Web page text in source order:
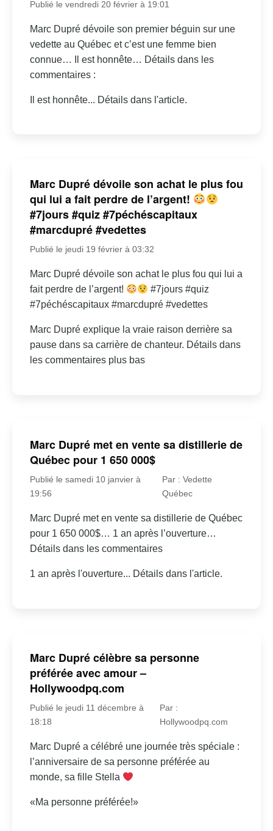
Publié le vendredi 20 février à 19:01
Marc Dupré dévoile son premier béguin sur une
vedette au Québec et c’est une femme bien
connue… Il est honnête… Détails dans les
commentaires :
Il est honnête... Détails dans l'article.
Marc Dupré dévoile son achat le plus fou
qui lui a fait perdre de l’argent!
#7jours #quiz #7péchéscapitaux
#marcdupré #vedettes
Publié le jeudi 19 février à 03:32
Marc Dupré dévoile son achat le plus fou qui lui a
fait perdre de l’argent!
#7jours #quiz
#7péchéscapitaux #marcdupré #vedettes
Marc Dupré explique la vraie raison derrière sa
pause dans sa carrière de chanteur. Détails dans
les commentaires plus bas
Marc Dupré met en vente sa distillerie de
Québec pour 1 650 000$
Publié le samedi 10 janvier à
19:56
Par : Vedette
Québec
Marc Dupré met en vente sa distillerie de Québec
pour 1 650 000$… 1 an après l’ouverture…
Détails dans les commentaires
1 an après l'ouverture... Détails dans l'article.
Marc Dupré célèbre sa personne
préférée avec amour –
Hollywoodpq.com
Publié le jeudi 11 décembre à
18:18
Par :
Hollywoodpq.com
Marc Dupré a célébré une journée très spéciale :
l’anniversaire de sa personne préférée au
monde, sa fille Stella
«Ma personne préférée!»